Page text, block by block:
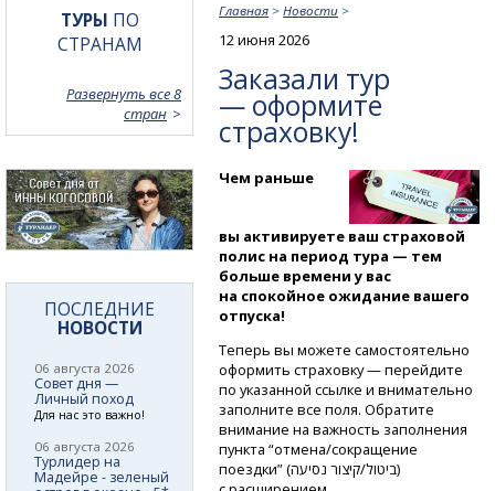
Главная >Новости >
12 июня 2026
Заказали тур
— оформите
страховку!
Чем раньше
вы активируете ваш страховой
полис на период тура — тем
больше времени у вас
на спокойное ожидание вашего
отпуска!
Теперь вы можете самостоятельно
оформить страховку — перейдите
по указанной ссылке и внимательно
заполните все поля. Обратите
внимание на важность заполнения
пункта “отмена/сокращение
поездки” (ביטול/קיצור נסיעה)
ТУРЫ ПО
СТРАНАМ
Развернуть все 8
стран
ПОСЛЕДНИЕ
НОВОСТИ
06 августа 2026
Совет дня —
Личный поход
Для нас это важно!
06 августа 2026
Турлидер на
Мадейре - зеленый